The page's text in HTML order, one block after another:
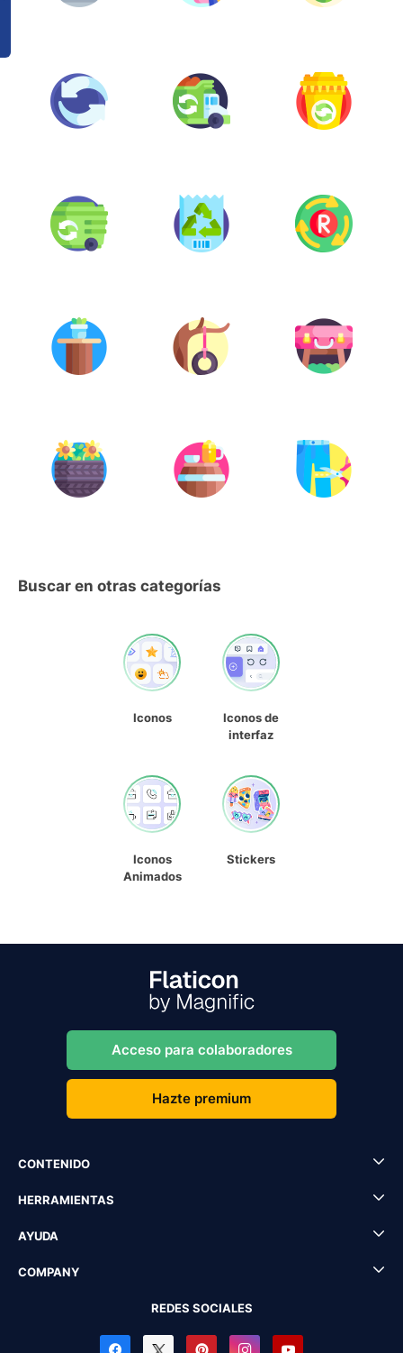
Buscar en otras categorías
Iconos
Iconos de
interfaz
Iconos
Animados
Stickers
Acceso para colaboradores
Hazte premium
CONTENIDO
HERRAMIENTAS
AYUDA
COMPANY
REDES SOCIALES